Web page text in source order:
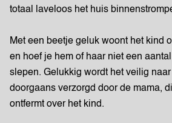
totaal laveloos het huis
Met een beetje geluk woont het kind
en hoef je hem of haar niet een
slepen. Gelukkig wordt het veilig
doorgaans verzorgd door de mama,
ontfermt over het kind.